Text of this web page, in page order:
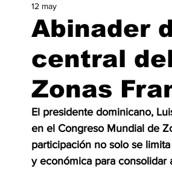
ECONOMÍA MÉXICO
DEPORTES DEPORTES
ESTADOS-POLÍTICA
JALISCO-PABLO LEMUS
Abinader
central
Zonas
12 may
El presidente dominicano,
en el Congreso Mundial de
participación no solo se
y económica para